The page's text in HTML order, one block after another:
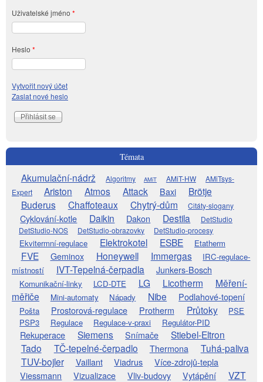
Uživatelské jméno *
Heslo *
Vytvořit nový účet
Zaslat nové heslo
Témata
Akumulační-nádrž Algoritmy AMiT AMiT-HW
AMiTsys-
Expert
Ariston Atmos Attack Baxi
Brötje
Buderus
Chaffoteaux Chytrý-dům Citáty-slogany
Cyklování-kotle Daikin Dakon Destila
DetStudio
DetStudio-NOS
DetStudio-obrazovky DetStudio-procesy
Ekvitermní-regulace Elektrokotel ESBE Etatherm
FVE Geminox Honeywell Immergas
IRC-regulace-
místností
IVT-Tepelná-čerpadla Junkers-Bosch
Komunikační-linky LCD-DTE LG Licotherm
Měření-
měřiče
Mini-automaty Nápady Nibe Podlahové-topení
Pošta Prostorová-regulace Protherm Průtoky
PSE
PSP3
Regulace Regulace-v-praxi Regulátor-PID
Rekuperace Siemens Snímače
Stiebel-Eltron
Tado
TČ-tepelné-čerpadlo Thermona
Tuhá-paliva
TUV-bojler
Vaillant Viadrus
Více-zdrojů-tepla
Viessmann
Vizualizace Vliv-budovy Vytápění VZT